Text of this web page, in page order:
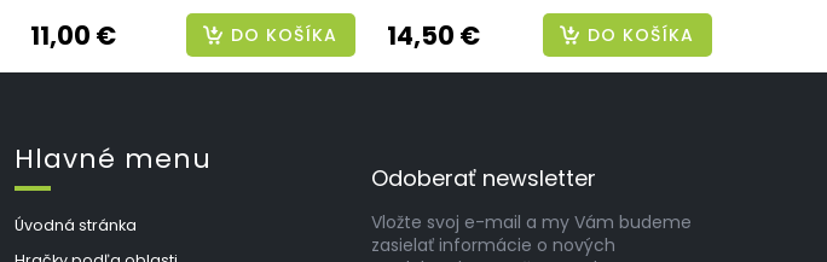
11,00 € DO KOŠÍKA 14,50 € DO KOŠÍKA
Hlavné menu
Úvodná stránka
Odoberať newsletter
Vložte svoj e-mail a my Vám budeme
zasielať informácie o nových